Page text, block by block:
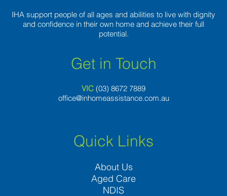
IHA support people of all ages and abilities to live with dignity
and confidence in their own home and achieve their full
potential.
Get in Touch
VIC (03) 8672 7889
office@inhomeassistance.com.au
Quick Links
About Us
Aged Care
NDIS